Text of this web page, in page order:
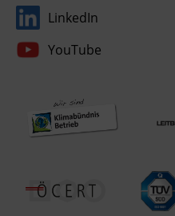
LinkedIn
YouTube